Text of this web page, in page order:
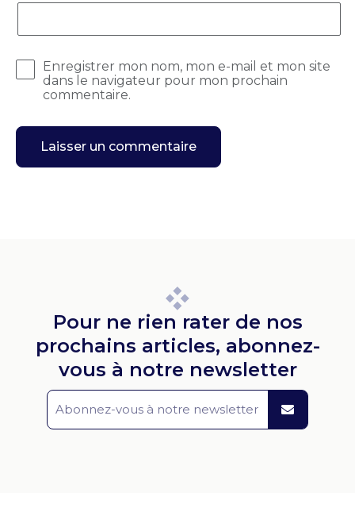
Enregistrer mon nom, mon e-mail et mon site
dans le navigateur pour mon prochain
commentaire.
Pour ne rien rater de nos
prochains articles, abonnez-
vous à notre newsletter